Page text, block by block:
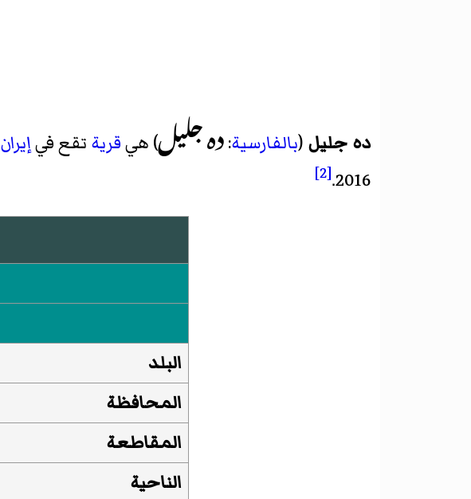
ده جلیل (بالفارسية:ده جلیل) هيقرية تقع فيإيران
2016
.
[2]
البلد
المحافظة
المقاطعة
الناحية